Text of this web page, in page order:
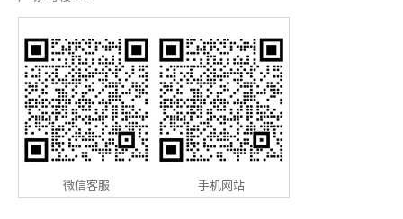
微信客服 手机网站